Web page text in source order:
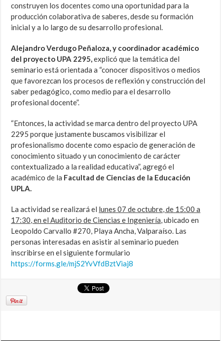
construyen los docentes como una oportunidad para la
producción colaborativa de saberes, desde su formación
inicial y a lo largo de su desarrollo profesional.
Alejandro Verdugo Peñaloza, y coordinador académico
del proyecto UPA 2295,explicó que la temática del
seminario está orientada a “conocer dispositivos o medios
que favorezcan los procesos de reflexión y construcción del
saber pedagógico, como medio para el desarrollo
profesional docente”.
“Entonces, la actividad se marca dentro del proyecto UPA
2295 porque justamente buscamos visibilizar el
profesionalismo docente como espacio de generación de
conocimiento situado y un conocimiento de carácter
contextualizado a la realidad educativa”, agregó el
académico de la Facultad de Ciencias de la Educación
UPLA.
La actividad se realizará el lunes 07 de octubre, de 15:00 a
17:30, en el Auditorio de Ciencias e Ingeniería,ubicado en
Leopoldo Carvallo #270, Playa Ancha, Valparaíso. Las
personas interesadas en asistir al seminario pueden
inscribirse en el siguiente formulario
https://forms.gle/mjS2YvVfdBztViaj8